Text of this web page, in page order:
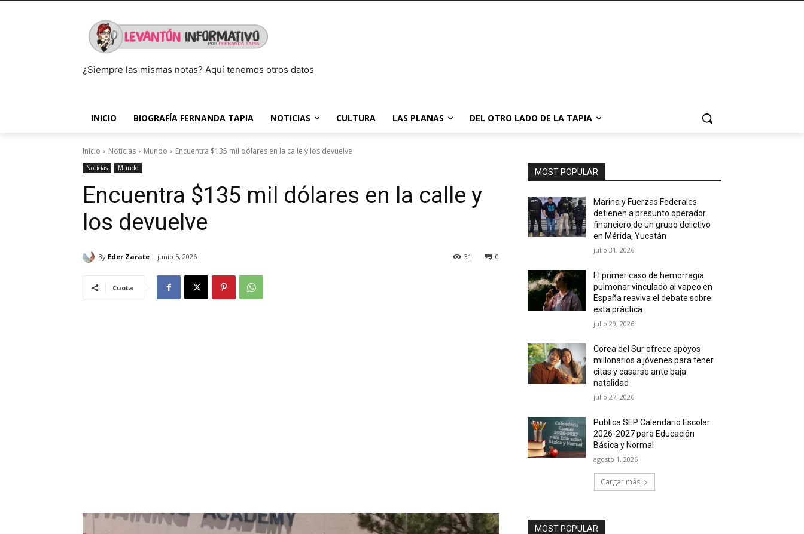
¿Siempre las mismas notas? Aquí tenemos otros datos
INICIO BIOGRAFÍA FERNANDA TAPIA NOTICIAS CULTURA LAS PLANAS DEL OTRO LADO DE LA TAPIA
Inicio Noticias Mundo Encuentra $135 mil dólares en la calle y los devuelve
Noticias Mundo
Encuentra $135 mil dólares en la calle y
los devuelve
By Eder Zarate junio 5, 2026 0
31
Cuota
MOST POPULAR
Marina y Fuerzas Federales
detienen a presunto operador
financiero de un grupo delictivo
en Mérida, Yucatán
julio 31, 2026
El primer caso de hemorragia
pulmonar vinculado al vapeo en
España reaviva el debate sobre
esta práctica
julio 29, 2026
Corea del Sur ofrece apoyos
millonarios a jóvenes para tener
citas y casarse ante baja
natalidad
julio 27, 2026
Publica SEP Calendario Escolar
2026-2027 para Educación
Básica y Normal
agosto 1, 2026
Cargar más
MOST POPULAR